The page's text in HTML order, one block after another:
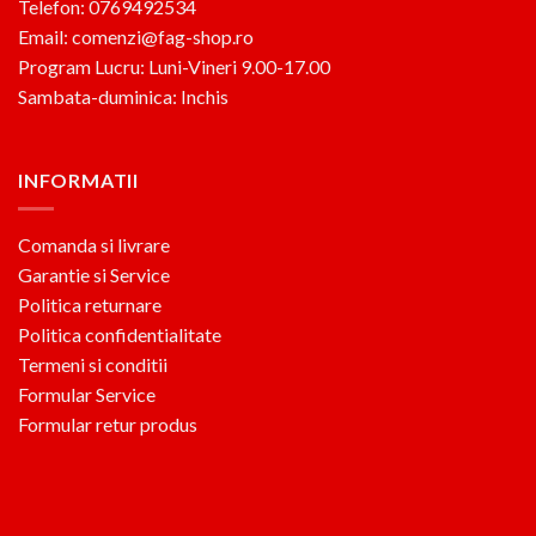
Telefon: 0769492534
Email: comenzi@fag-shop.ro
Program Lucru: Luni-Vineri 9.00-17.00
Sambata-duminica: Inchis
INFORMATII
Comanda si livrare
Garantie si Service
Politica returnare
Politica confidentialitate
Termeni si conditii
Formular Service
Formular retur produs